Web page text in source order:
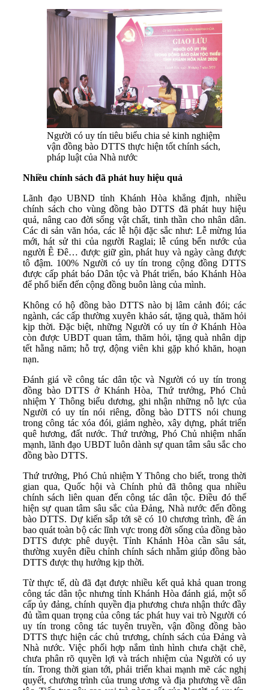
Người có uy tín tiêu biểu chia sẻ kinh nghiệm
vận đồng bào DTTS thực hiện tốt chính sách,
pháp luật của Nhà nước
Nhiều chính sách đã phát huy hiệu quả
Lãnh đạo UBND tỉnh Khánh Hòa khẳng định, nhiều
chính sách cho vùng đồng bào DTTS đã phát huy hiệu
quả, nâng cao đời sống vật chất, tinh thần cho nhân dân.
Các di sản văn hóa, các lễ hội đặc sắc như: Lễ mừng lúa
mới, hát sử thi của người Raglai; lễ cúng bến nước của
người Ê Đê… được giữ gìn, phát huy và ngày càng được
tô đậm. 100% Người có uy tín trong cộng đồng DTTS
được cấp phát báo Dân tộc và Phát triển, báo Khánh Hòa
để phổ biến đến cộng đồng buôn làng của mình.
Không có hộ đồng bào DTTS nào bị lâm cảnh đói; các
ngành, các cấp thường xuyên khảo sát, tặng quà, thăm hỏi
kịp thời. Đặc biệt, những Người có uy tín ở Khánh Hòa
còn được UBDT quan tâm, thăm hỏi, tặng quà nhân dịp
tết hằng năm; hỗ trợ, động viên khi gặp khó khăn, hoạn
nạn.
Đánh giá về công tác dân tộc và Người có uy tín trong
đồng bào DTTS ở Khánh Hòa, Thứ trưởng, Phó Chủ
nhiệm Y Thông biểu dương, ghi nhận những nỗ lực của
Người có uy tín nói riêng, đồng bào DTTS nói chung
trong công tác xóa đói, giảm nghèo, xây dựng, phát triển
quê hương, đất nước. Thứ trưởng, Phó Chủ nhiệm nhấn
mạnh, lãnh đạo UBDT luôn dành sự quan tâm sâu sắc cho
đồng bào DTTS.
Thứ trưởng, Phó Chủ nhiệm Y Thông cho biết, trong thời
gian qua, Quốc hội và Chính phủ đã thông qua nhiều
chính sách liên quan đến công tác dân tộc. Điều đó thể
hiện sự quan tâm sâu sắc của Đảng, Nhà nước đến đồng
bào DTTS. Dự kiến sắp tới sẽ có 10 chương trình, đề án
bao quát toàn bộ các lĩnh vực trong đời sống của đồng bào
DTTS được phê duyệt. Tỉnh Khánh Hòa cần sâu sát,
thường xuyên điều chỉnh chính sách nhằm giúp đồng bào
DTTS được thụ hưởng kịp thời.
Từ thực tế, dù đã đạt được nhiều kết quả khả quan trong
công tác dân tộc nhưng tỉnh Khánh Hòa đánh giá, một số
cấp ủy đảng, chính quyền địa phương chưa nhận thức đầy
đủ tầm quan trọng của công tác phát huy vai trò Người có
uy tín trong công tác tuyên truyền, vận đồng đồng bào
DTTS thực hiện các chủ trương, chính sách của Đảng và
Nhà nước. Việc phối hợp nắm tình hình chưa chặt chẽ,
chưa phân rõ quyền lợi và trách nhiệm của Người có uy
tín. Trong thời gian tới, phải triển khai mạnh mẽ các nghị
quyết, chương trình của trung ương và địa phương về dân